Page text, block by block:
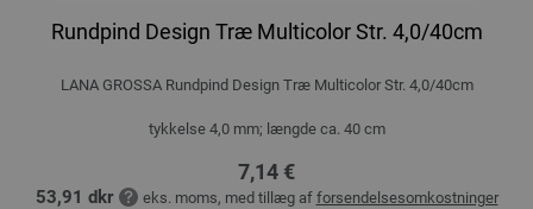
Rundpind Design Træ Multicolor Str. 4,0/40cm
LANA GROSSA Rundpind Design Træ Multicolor Str. 4,0/40cm
tykkelse 4,0 mm; længde ca. 40 cm
7,14 €
53,91 dkr eks. moms, med tillæg af forsendelsesomkostninger